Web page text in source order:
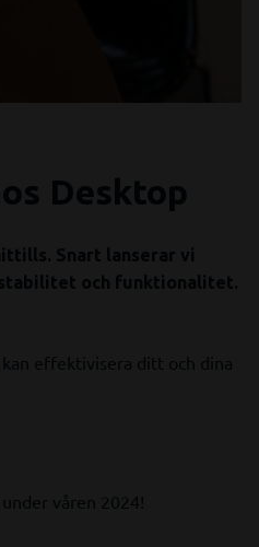
Desktop
Snart lanserar vi
och funktionalitet.
effektivisera ditt och dina
våren 2024!